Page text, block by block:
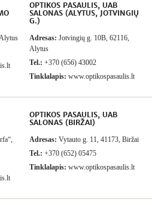
OPTIKOS PASAULIS, UAB
SALONAS (ALYTUS, JOTVINGIŲ
G.)
Adresas: Jotvingių g. 10B, 62116,
Alytus
Tel.: +370 (656) 43002
Tinklalapis: www.optikospasaulis.lt
OPTIKOS PASAULIS, UAB
SALONAS (BIRŽAI)
Adresas: Vytauto g. 11, 41173, Biržai
Tel.: +370 (652) 05475
Tinklalapis: www.optikospasaulis.lt